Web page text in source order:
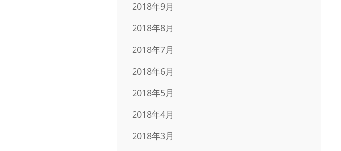
2018年9月
2018年8月
2018年7月
2018年6月
2018年5月
2018年4月
2018年3月